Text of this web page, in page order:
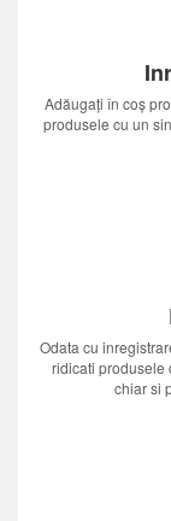
Adăugați în coș
produsele cu un
Odata cu
ridicati produsele
chiar si